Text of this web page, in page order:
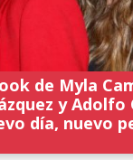
de Myla
y Adolfo
día, nuevo